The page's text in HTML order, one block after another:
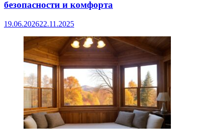
безопасности и комфорта
19.06.202622.11.2025